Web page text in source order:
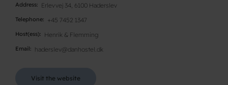
Address Erlevvej 34, 6100 Haderslev
Telephone +45 7452 1347
Host(ess) Henrik & Flemming
Email haderslev@danhostel.dk
Visit the website